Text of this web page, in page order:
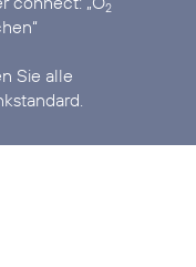
2
Sie alle